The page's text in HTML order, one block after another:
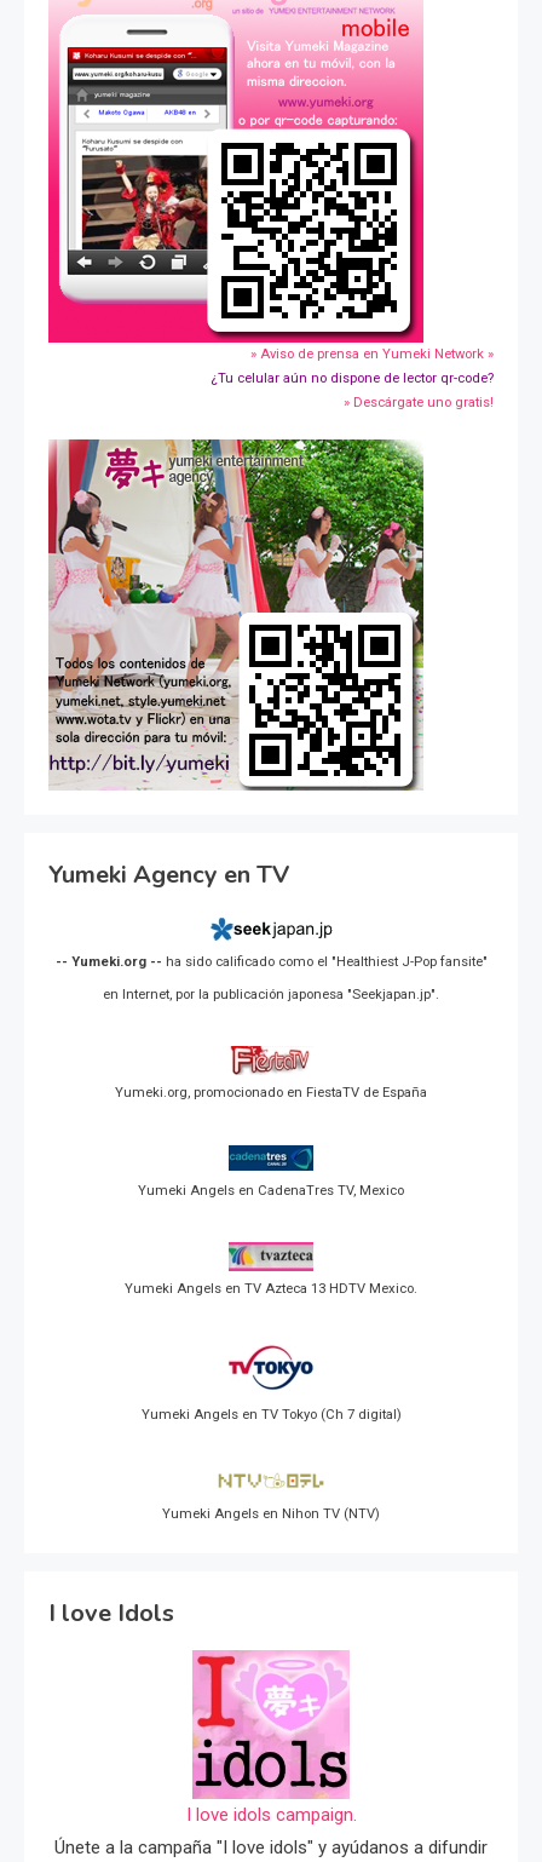
» Aviso de prensa en Yumeki Network »
¿Tu celular aún no dispone de lector qr-code?
» Descárgate uno gratis!
Yumeki Agency en TV
-- Yumeki.org -- ha sido calificado como el "Healthiest J-Pop fansite"
en Internet, por la publicación japonesa "Seekjapan.jp".
Yumeki.org, promocionado en FiestaTV de España
Yumeki Angels en CadenaTres TV, Mexico
Yumeki Angels en TV Azteca 13 HDTV Mexico.
Yumeki Angels en TV Tokyo (Ch 7 digital)
Yumeki Angels en Nihon TV (NTV)
I love Idols
I love idols campaign.
Únete a la campaña "I love idols" y ayúdanos a difundir